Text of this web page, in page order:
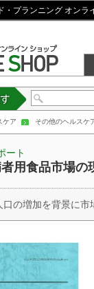
プランニング オンラ
ケア その他のヘルスケ
ート
用食品市場の
口の増加を背景に